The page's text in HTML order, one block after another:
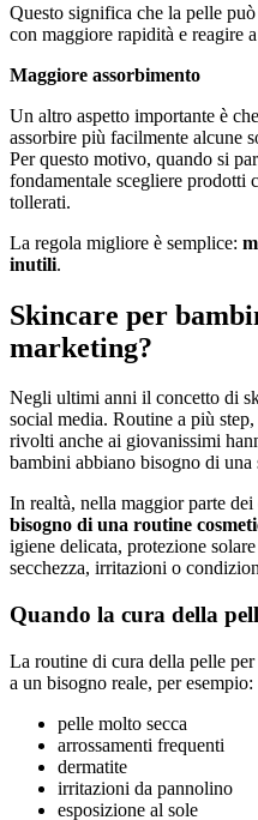
Questo significa che la pelle
con maggiore rapidità e reagire
Maggiore assorbimento
Un altro aspetto importante è
assorbire più facilmente alcune
Per questo motivo, quando si
fondamentale scegliere prodotti
tollerati.
La regola migliore è semplice:
inutili.
Skincare per
marketing?
Negli ultimi anni il concetto di
social media. Routine a più
rivolti anche ai giovanissimi
bambini abbiano bisogno di una
In realtà, nella maggior parte dei
bisogno di una routine
igiene delicata, protezione
secchezza, irritazioni o
Quando la cura della
La routine di cura della pelle
a un bisogno reale, per esempio:
pelle molto secca
arrossamenti frequenti
dermatite
irritazioni da pannolino
esposizione al sole